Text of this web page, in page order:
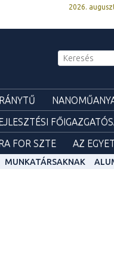
2026.
FOR SZTE AZ
MUNKATÁRSAKNAK